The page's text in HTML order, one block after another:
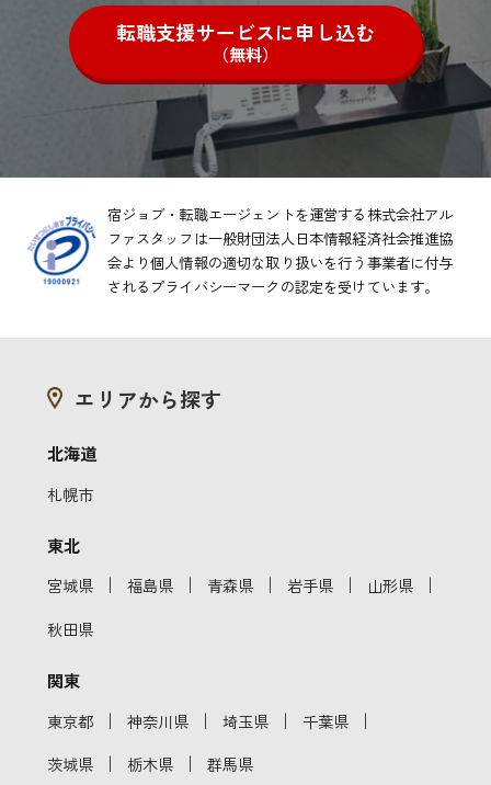
転職支援サービスに申し込む
（無料）
宿ジョブ・転職エージェントを運営する株式会社アル
ファスタッフは一般財団法人日本情報経済社会推進協
会より個人情報の適切な取り扱いを行う事業者に付与
されるプライバシーマークの認定を受けています。
エリアから探す
北海道
札幌市
東北
宮城県 ｜ 福島県 ｜ 青森県 ｜ 岩手県 ｜ 山形県 ｜
秋田県
関東
東京都 ｜ 神奈川県 ｜ 埼玉県 ｜ 千葉県 ｜
茨城県 ｜ 栃木県 ｜ 群馬県